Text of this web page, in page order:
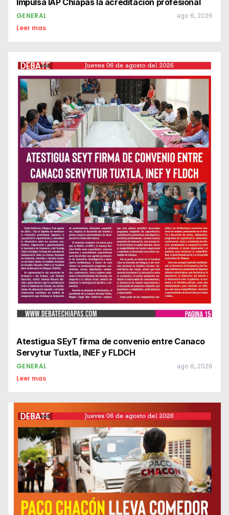
Impulsa IAP Chiapas la acreditación profesional
GENERAL ago 6, 2026
Leer mas
Atestigua SEyT firma de convenio entre Canaco
Servytur Tuxtla, INEF y FLDCH
GENERAL ago 6, 2026
Leer mas